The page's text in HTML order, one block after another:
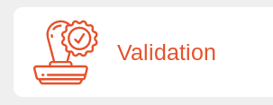
Validation